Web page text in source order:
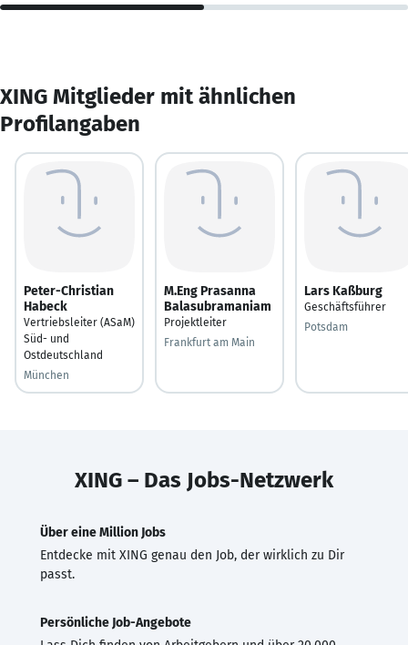
XING Mitglieder mit ähnlichen
Profilangaben
Peter-Christian
Habeck
Vertriebsleiter (ASaM)
Süd- und
Ostdeutschland
München
M.Eng Prasanna
Balasubramaniam
Projektleiter
Frankfurt am Main
Lars Kaßburg
Geschäftsführer
Potsdam
XING – Das Jobs-Netzwerk
Über eine Million Jobs
Entdecke mit XING genau den Job, der wirklich zu Dir
passt.
Persönliche Job-Angebote